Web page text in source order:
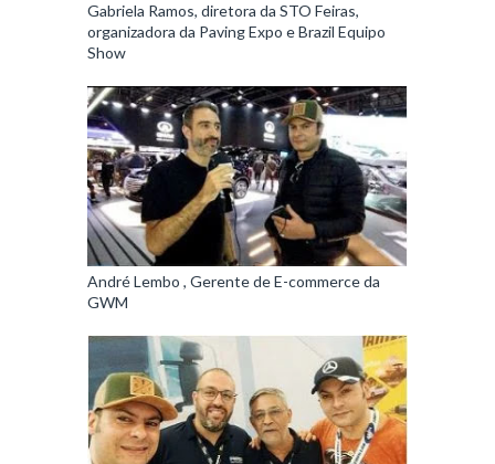
Gabriela Ramos, diretora da STO Feiras,
organizadora da Paving Expo e Brazil Equipo
Show
André Lembo , Gerente de E-commerce da
GWM